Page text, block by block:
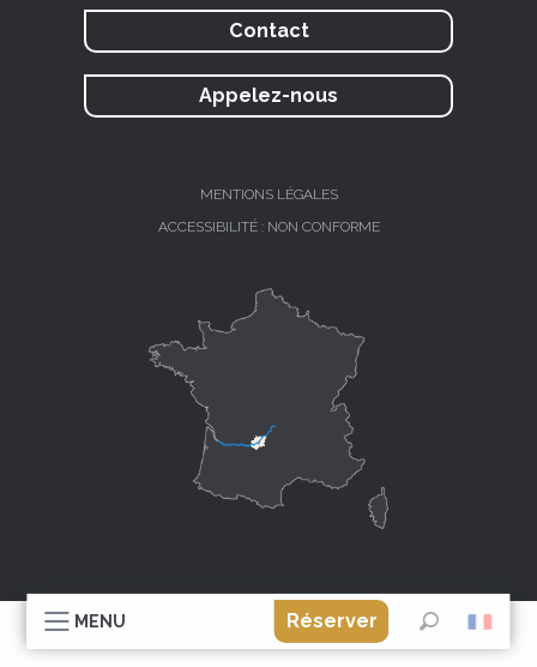
MENU
Réserver
Recherche
Contact
Appelez-nous
MENTIONS LÉGALES
ACCESSIBILITÉ : NON CONFORME